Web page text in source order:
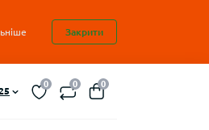
Закрити
0 0 0